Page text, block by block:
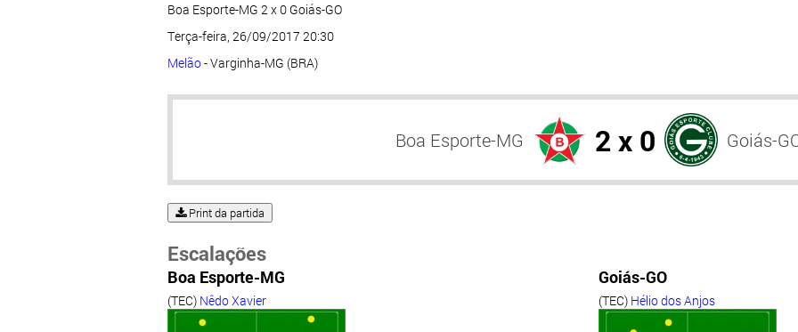
Boa Esporte-MG 2 x 0 Goiás-GO
Terça-feira, 26/09/2017 20:30
Melão- Varginha-MG (BRA)
Boa Esporte-MG 2 x 0 Goiás-
Print da partida
Escalações
Boa Esporte-MG
(TEC) Nêdo Xavier
Goiás-GO
(TEC) Hélio dos Anjos